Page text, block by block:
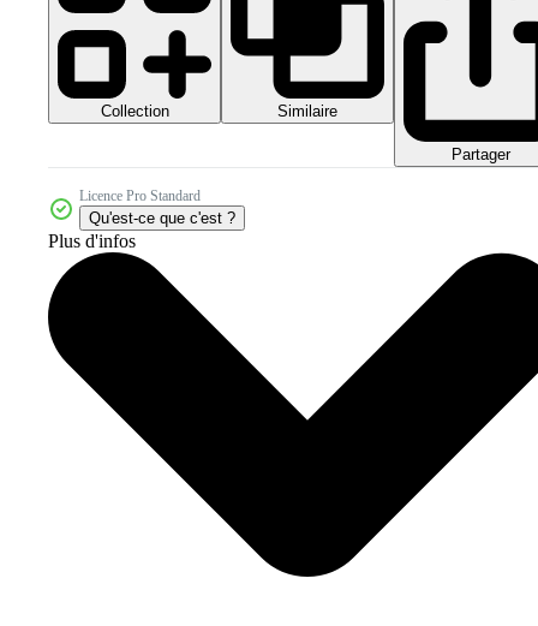
Collection Similaire
Partager
Licence Pro Standard
Qu'est-ce que c'est ?
Plus d'infos